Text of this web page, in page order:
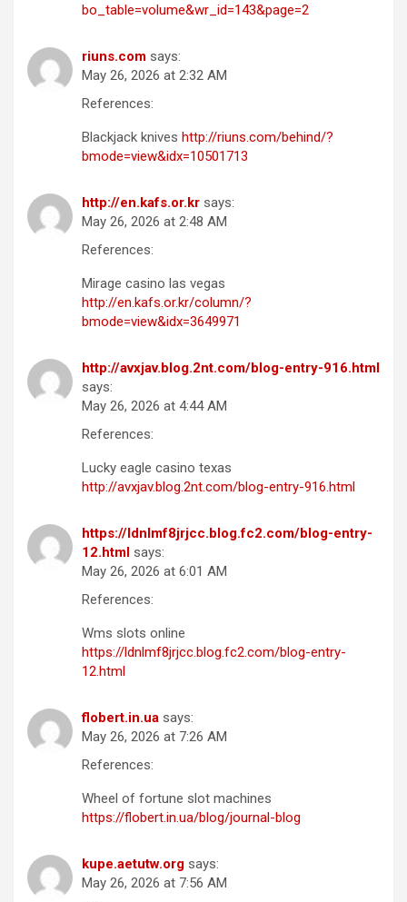
bo_table=volume&wr_id=143&page=2
riuns.com says:
May 26, 2026 at 2:32 AM
References:
Blackjack knives http://riuns.com/behind/?
bmode=view&idx=10501713
http://en.kafs.or.kr says:
May 26, 2026 at 2:48 AM
References:
Mirage casino las vegas
http://en.kafs.or.kr/column/?
bmode=view&idx=3649971
http://avxjav.blog.2nt.com/blog-entry-916.html
says:
May 26, 2026 at 4:44 AM
References:
Lucky eagle casino texas
http://avxjav.blog.2nt.com/blog-entry-916.html
https://ldnlmf8jrjcc.blog.fc2.com/blog-entry-
12.html says:
May 26, 2026 at 6:01 AM
References:
Wms slots online
https://ldnlmf8jrjcc.blog.fc2.com/blog-entry-
12.html
flobert.in.ua says:
May 26, 2026 at 7:26 AM
References:
Wheel of fortune slot machines
https://flobert.in.ua/blog/journal-blog
kupe.aetutw.org says:
May 26, 2026 at 7:56 AM